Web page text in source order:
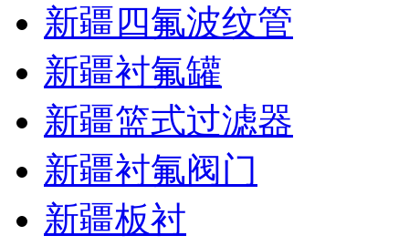
新疆四氟波纹管
新疆衬氟罐
新疆篮式过滤器
新疆衬氟阀门
新疆板衬